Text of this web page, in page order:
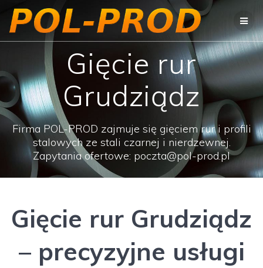
Przejdź
do
treści
Gięcie rur
Grudziądz
Firma POL-PROD zajmuje się gięciem rur i profili
stalowych ze stali czarnej i nierdzewnej.
Zapytania ofertowe: poczta@pol-prod.pl
Gięcie rur Grudziądz
– precyzyjne usługi